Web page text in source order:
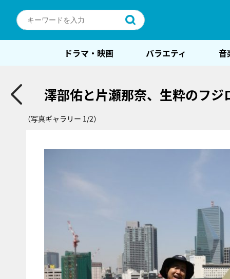
ドラマ・映画 バラエティ 音
澤部佑と片瀬那奈、生粋のフ
（写真ギャラリー 1/2）